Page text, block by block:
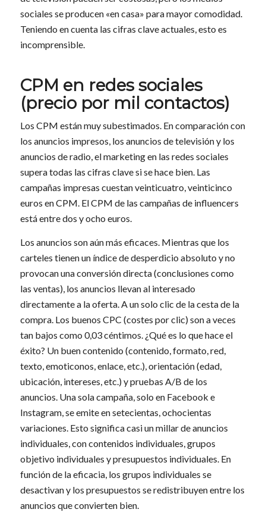
sociales se producen «en casa» para mayor comodidad.
Teniendo en cuenta las cifras clave actuales, esto es
incomprensible.
CPM en redes sociales
(precio por mil contactos)
Los CPM están muy subestimados. En comparación con
los anuncios impresos, los anuncios de televisión y los
anuncios de radio, el marketing en las redes sociales
supera todas las cifras clave si se hace bien. Las
campañas impresas cuestan veinticuatro, veinticinco
euros en CPM. El CPM de las campañas de influencers
está entre dos y ocho euros.
Los anuncios son aún más eficaces. Mientras que los
carteles tienen un índice de desperdicio absoluto y no
provocan una conversión directa (conclusiones como
las ventas), los anuncios llevan al interesado
directamente a la oferta. A un solo clic de la cesta de la
compra. Los buenos CPC (costes por clic) son a veces
tan bajos como 0,03 céntimos. ¿Qué es lo que hace el
éxito? Un buen contenido (contenido, formato, red,
texto, emoticonos, enlace, etc.), orientación (edad,
ubicación, intereses, etc.) y pruebas A/B de los
anuncios. Una sola campaña, solo en Facebook e
Instagram, se emite en setecientas, ochocientas
variaciones. Esto significa casi un millar de anuncios
individuales, con contenidos individuales, grupos
objetivo individuales y presupuestos individuales. En
función de la eficacia, los grupos individuales se
desactivan y los presupuestos se redistribuyen entre los
anuncios que convierten bien.